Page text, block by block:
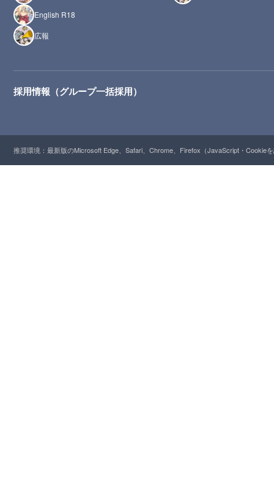
English R18
広報
採用情報（グループ一括採用）
推奨環境：最新版のMicrosoft Edge、Safari、Chrome、Firefox（JavaScript・Cookie